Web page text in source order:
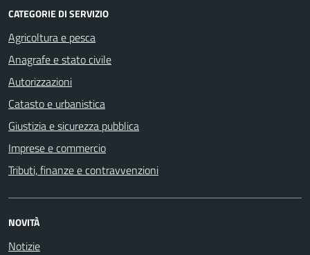
CATEGORIE DI SERVIZIO
Agricoltura e pesca
Anagrafe e stato civile
Autorizzazioni
Catasto e urbanistica
Giustizia e sicurezza pubblica
Imprese e commercio
Tributi, finanze e contravvenzioni
NOVITÀ
Notizie